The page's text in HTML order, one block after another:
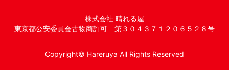
株式会社 晴れる屋
東京都公安委員会古物商許可 第３０４３７１２０６５２８号
Copyright© Hareruya All Rights Reserved